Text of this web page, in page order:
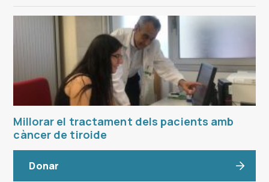
Millorar el tractament dels pacients amb
càncer de tiroide
Donar